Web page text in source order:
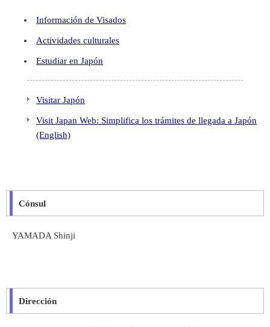
Información de Visados
Actividades culturales
Estudiar en Japón
Visitar Japón
Visit Japan Web: Simplifica los trámites de llegada a Japón
(English)
Cónsul
YAMADA Shinji
Dirección